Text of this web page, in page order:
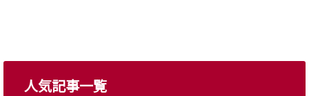
人気記事一覧